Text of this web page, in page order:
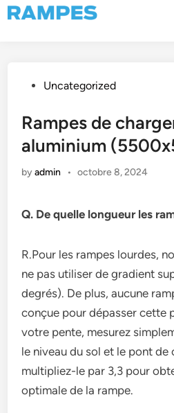
Skip
to
PostedUncategorized
Rampes de
aluminium
byadmin • octobre 8, 2024
Q. De quelle longueur les
R.Pour les rampes lourdes,
ne pas utiliser de gradient
degrés). De plus, aucune
conçue pour dépasser cette
votre pente, mesurez
le niveau du sol et le pont de
multipliez-le par 3,3 pour
optimale de la rampe.